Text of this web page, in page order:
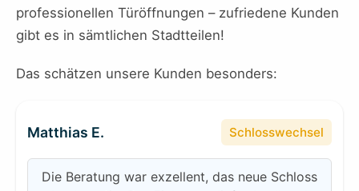
professionellen Türöffnungen – zufriedene Kunden
gibt es in sämtlichen Stadtteilen!
Das schätzen unsere Kunden besonders:
Matthias E. Schlosswechsel
Die Beratung war exzellent, das neue Schloss